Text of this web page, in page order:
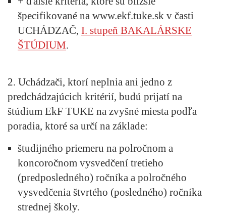
špecifikované na www.ekf.tuke.sk v časti
UCHÁDZAČ, I. stupeň BAKALÁRSKE
ŠTÚDIUM.
2. Uchádzači, ktorí neplnia ani jedno z
predchádzajúcich kritérií, budú prijatí na
štúdium EkF TUKE na zvyšné miesta podľa
poradia, ktoré sa určí na základe:
študijného priemeru na polročnom a
koncoročnom vysvedčení tretieho
(predposledného) ročníka a polročného
vysvedčenia štvrtého (posledného) ročníka
strednej školy.